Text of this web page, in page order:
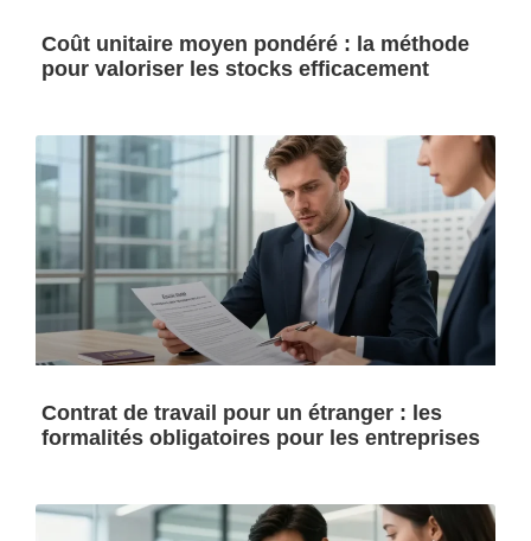
Coût unitaire moyen pondéré : la méthode
pour valoriser les stocks efficacement
Contrat de travail pour un étranger : les
formalités obligatoires pour les entreprises